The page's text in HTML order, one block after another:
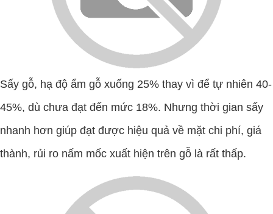
Sấy gỗ, hạ độ ẩm gỗ xuống 25% thay vì để tự nhiên 40-
45%, dù chưa đạt đến mức 18%. Nhưng thời gian sấy
nhanh hơn giúp đạt được hiệu quả về mặt chi phí, giá
thành, rủi ro nấm mốc xuất hiện trên gỗ là rất thấp.